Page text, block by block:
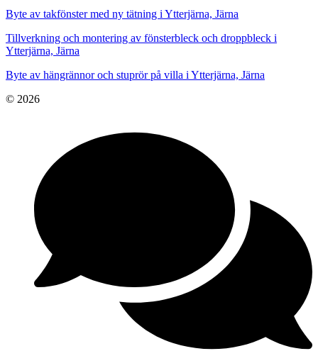
Byte av takfönster med ny tätning i Ytterjärna, Järna
Tillverkning och montering av fönsterbleck och droppbleck i
Ytterjärna, Järna
Byte av hängrännor och stuprör på villa i Ytterjärna, Järna
© 2026